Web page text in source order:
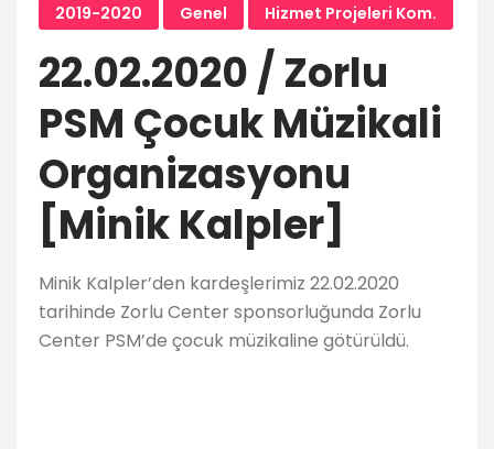
2019-2020 Genel Hizmet Projeleri Kom.
22.02.2020 / Zorlu
PSM Çocuk Müzikali
Organizasyonu
[Minik Kalpler]
Minik Kalpler’den kardeşlerimiz 22.02.2020
tarihinde Zorlu Center sponsorluğunda Zorlu
Center PSM’de çocuk müzikaline götürüldü.